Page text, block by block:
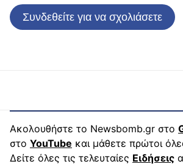
Συνδεθείτε για να σχολιάσετε
Ακολουθήστε το Newsbomb.gr στο
στο YouTube και μάθετε πρώτοι
Δείτε όλες τις τελευταίες Ειδήσεις